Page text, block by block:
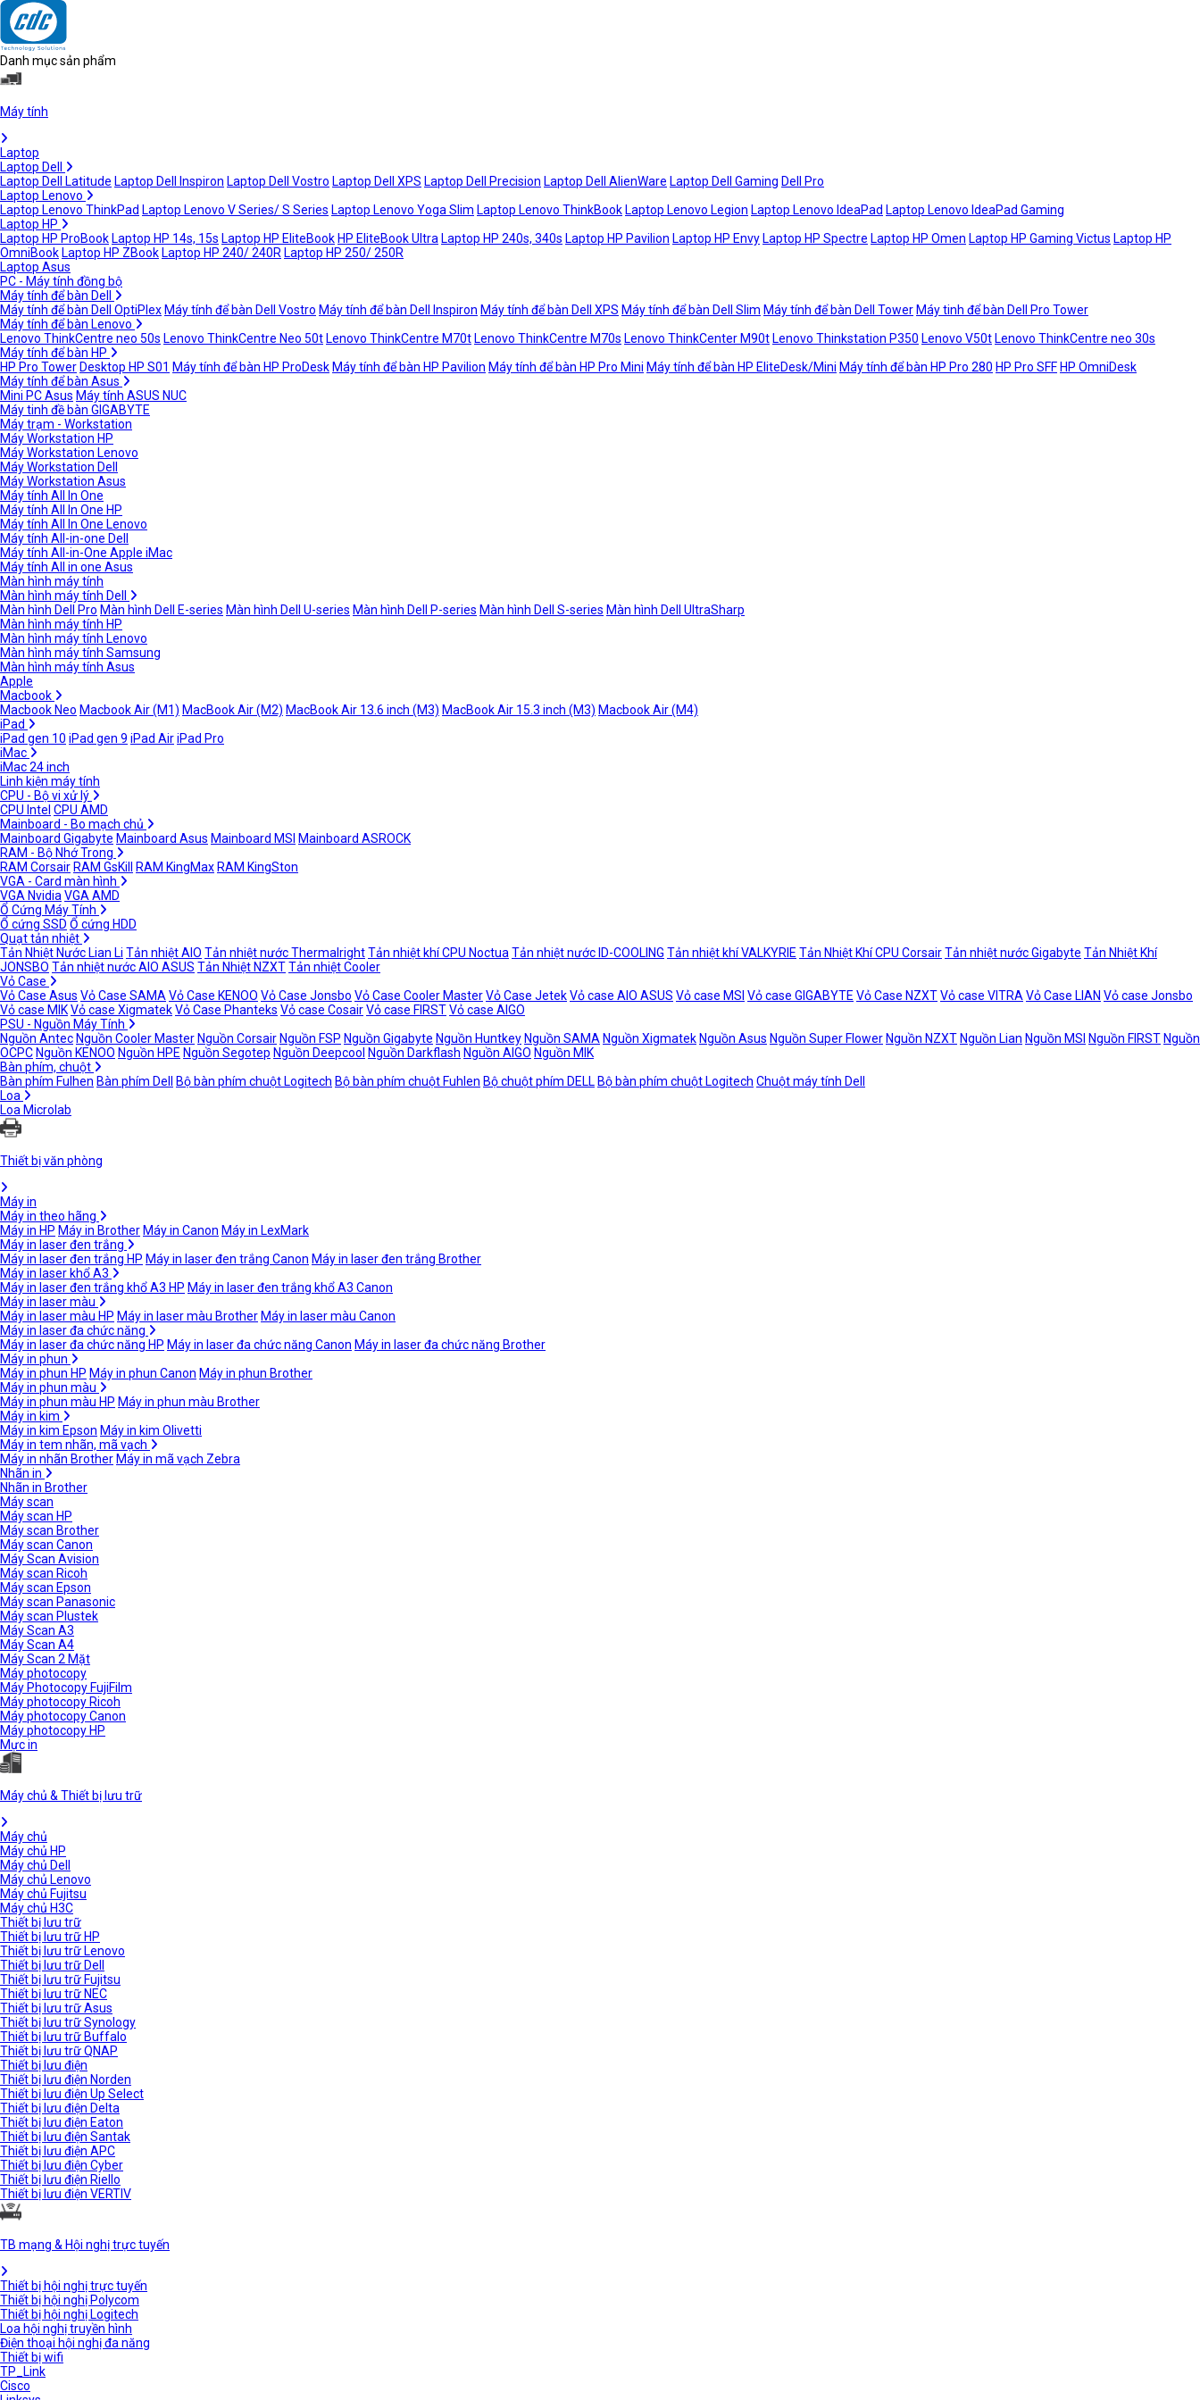
Danh mục sản phẩm
Máy tính
Laptop
Laptop Dell
Laptop Dell Latitude Laptop Dell Inspiron Laptop Dell Vostro Laptop Dell XPS Laptop Dell Precision Laptop Dell AlienWare Laptop Dell Gaming Dell Pro
Laptop Lenovo
Laptop Lenovo ThinkPad Laptop Lenovo V Series/ S Series Laptop Lenovo Yoga Slim Laptop Lenovo ThinkBook Laptop Lenovo Legion Laptop Lenovo IdeaPad Laptop Lenovo IdeaPad Gaming
Laptop HP
Laptop HP ProBook Laptop HP 14s, 15s Laptop HP EliteBook HP EliteBook Ultra Laptop HP 240s, 340s Laptop HP Pavilion Laptop HP Envy Laptop HP Spectre Laptop HP Omen Laptop HP Gaming Victus Laptop HP
OmniBook Laptop HP ZBook Laptop HP 240/ 240R Laptop HP 250/ 250R
Laptop Asus
PC - Máy tính đồng bộ
Máy tính để bàn Dell
Máy tính để bàn Dell OptiPlex Máy tính để bàn Dell Vostro Máy tính để bàn Dell Inspiron Máy tính để bàn Dell XPS Máy tính để bàn Dell Slim Máy tính để bàn Dell Tower Máy tinh để bàn Dell Pro Tower
Máy tính để bàn Lenovo
Lenovo ThinkCentre neo 50s Lenovo ThinkCentre Neo 50t Lenovo ThinkCentre M70t Lenovo ThinkCentre M70s Lenovo ThinkCenter M90t Lenovo Thinkstation P350 Lenovo V50t Lenovo ThinkCentre neo 30s
Máy tính để bàn HP
HP Pro Tower Desktop HP S01 Máy tính để bàn HP ProDesk Máy tính để bàn HP Pavilion Máy tính để bàn HP Pro Mini Máy tính để bàn HP EliteDesk/Mini Máy tính để bàn HP Pro 280 HP Pro SFF HP OmniDesk
Máy tính để bàn Asus
Mini PC Asus Máy tính ASUS NUC
Máy tinh đề bàn GIGABYTE
Máy trạm - Workstation
Máy Workstation HP
Máy Workstation Lenovo
Máy Workstation Dell
Máy Workstation Asus
Máy tính All In One
Máy tính All In One HP
Máy tính All In One Lenovo
Máy tính All-in-one Dell
Máy tính All-in-One Apple iMac
Máy tính All in one Asus
Màn hình máy tính
Màn hình máy tính Dell
Màn hình Dell Pro Màn hình Dell E-series Màn hình Dell U-series Màn hình Dell P-series Màn hình Dell S-series Màn hình Dell UltraSharp
Màn hình máy tính HP
Màn hình máy tính Lenovo
Màn hình máy tính Samsung
Màn hình máy tính Asus
Apple
Macbook
Macbook Neo Macbook Air (M1) MacBook Air (M2) MacBook Air 13.6 inch (M3) MacBook Air 15.3 inch (M3) Macbook Air (M4)
iPad
iPad gen 10 iPad gen 9 iPad AiriPad Pro
iMac
iMac 24 inch
Linh kiện máy tính
CPU - Bộ vi xử lý
CPU Intel CPU AMD
Mainboard - Bo mạch chủ
Mainboard Gigabyte Mainboard Asus Mainboard MSI Mainboard ASROCK
RAM - Bộ Nhớ Trong
RAM Corsair RAM GsKill RAM KingMax RAM KingSton
VGA - Card màn hình
VGA Nvidia VGA AMD
Ổ Cứng Máy Tính
Ổ cứng SSD Ổ cứng HDD
Quạt tản nhiệt
Tản Nhiệt Nước Lian Li Tản nhiệt AIO Tản nhiệt nước ThermalrightTản nhiệt khí CPU Noctua Tản nhiệt nước ID-COOLING Tản nhiệt khí VALKYRIE Tản Nhiệt Khí CPU CorsairTản nhiệt nước Gigabyte Tản Nhiệt Khí
JONSBO Tản nhiệt nước AIO ASUS Tản Nhiệt NZXTTản nhiệt Cooler
Vỏ Case
Vỏ Case Asus Vỏ Case SAMA Vỏ Case KENOO Vỏ Case Jonsbo Vỏ Case Cooler MasterVỏ Case JetekVỏ case AIO ASUS Vỏ case MSI Vỏ case GIGABYTE Vỏ Case NZXTVỏ case VITRA Vỏ Case LIAN Vỏ case Jonsbo
Vỏ case MIKVỏ case XigmatekVỏ Case Phanteks Vỏ case CosairVỏ case FIRSTVỏ case AIGO
PSU - Nguồn Máy Tính
Nguồn Antec Nguồn Cooler Master Nguồn Corsair Nguồn FSP Nguồn Gigabyte Nguồn Huntkey Nguồn SAMA Nguồn Xigmatek Nguồn Asus Nguồn Super Flower Nguồn NZXT Nguồn Lian Nguồn MSI Nguồn FIRST Nguồn
OCPC Nguồn KENOO Nguồn HPE Nguồn Segotep Nguồn Deepcool Nguồn Darkflash Nguồn AIGO Nguồn MIK
Bàn phím, chuột
Bàn phím Fulhen Bàn phím Dell Bộ bàn phím chuột Logitech Bộ bàn phím chuột Fuhlen Bộ chuột phím DELL Bộ bàn phím chuột Logitech Chuột máy tính Dell
Loa
Loa Microlab
Thiết bị văn phòng
Máy in
Máy in theo hãng
Máy in HP Máy in Brother Máy in Canon Máy in LexMark
Máy in laser đen trắng
Máy in laser đen trắng HP Máy in laser đen trắng Canon Máy in laser đen trắng Brother
Máy in laser khổ A3
Máy in laser đen trắng khổ A3 HP Máy in laser đen trắng khổ A3 Canon
Máy in laser màu
Máy in laser màu HP Máy in laser màu Brother Máy in laser màu Canon
Máy in laser đa chức năng
Máy in laser đa chức năng HP Máy in laser đa chức năng Canon Máy in laser đa chức năng Brother
Máy in phun
Máy in phun HP Máy in phun Canon Máy in phun Brother
Máy in phun màu
Máy in phun màu HP Máy in phun màu Brother
Máy in kim
Máy in kim Epson Máy in kim Olivetti
Máy in tem nhãn, mã vạch
Máy in nhãn Brother Máy in mã vạch Zebra
Nhãn in
Nhãn in Brother
Máy scan
Máy scan HP
Máy scan Brother
Máy scan Canon
Máy Scan Avision
Máy scan Ricoh
Máy scan Epson
Máy scan Panasonic
Máy scan Plustek
Máy Scan A3
Máy Scan A4
Máy Scan 2 Mặt
Máy photocopy
Máy Photocopy FujiFilm
Máy photocopy Ricoh
Máy photocopy Canon
Máy photocopy HP
Mực in
Máy chủ & Thiết bị lưu trữ
Máy chủ
Máy chủ HP
Máy chủ Dell
Máy chủ Lenovo
Máy chủ Fujitsu
Máy chủ H3C
Thiết bị lưu trữ
Thiết bị lưu trữ HP
Thiết bị lưu trữ Lenovo
Thiết bị lưu trữ Dell
Thiết bị lưu trữ Fujitsu
Thiết bị lưu trữ NEC
Thiết bị lưu trữ Asus
Thiết bị lưu trữ Synology
Thiết bị lưu trữ Buffalo
Thiết bị lưu trữ QNAP
Thiết bị lưu điện
Thiết bị lưu điện Norden
Thiết bị lưu điện Up Select
Thiết bị lưu điện Delta
Thiết bị lưu điện Eaton
Thiết bị lưu điện Santak
Thiết bị lưu điện APC
Thiết bị lưu điện Cyber
Thiết bị lưu điện Riello
Thiết bị lưu điện VERTIV
TB mạng & Hội nghị trực tuyến
Thiết bị hội nghị trực tuyến
Thiết bị hội nghị Polycom
Thiết bị hội nghị Logitech
Loa hội nghị truyền hình
Điện thoại hội nghị đa năng
Thiết bị wifi
TP_Link
Cisco